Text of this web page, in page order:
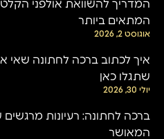
המדריך להשוואת אולפני
המתאים ביותר
אוגוסט 2, 2026
איך לכתוב ברכה לחתונה שאי
שתגלו כאן
יולי 30, 2026
ברכה לחתונה: רעיונות
המאושר